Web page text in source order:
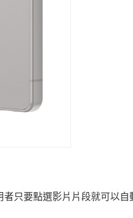
只要點選影片片段就可以自